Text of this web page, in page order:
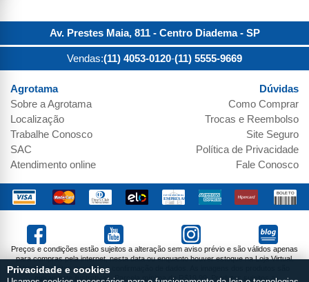
Av. Prestes Maia, 811 - Centro Diadema- SP
Vendas:(11) 4053-0120-(11) 5555-9669
Agrotama
Sobre aAgrotama
Localização
Trabalhe Conosco
SAC
Atendimento online
Dúvidas
Como Comprar
Trocas e Reembolso
Site Seguro
Política de Privacidade
Fale Conosco
Preços e condições estão sujeitos a alteração sem aviso prévio e são válidos apenas
para compras pela internet, nesta data ou enquanto houver estoque na Loja Virtual.
Vendas sujeitas a análise e confirmação de dados. As imagens dos produtos são
meramente ilustrativas. Parcela mínima de R$19,99. Produtos sujeitos a
Privacidade e cookies